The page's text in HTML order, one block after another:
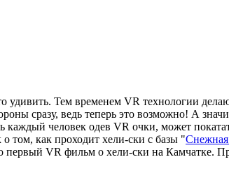
Тем временем VR технологии
сразу, ведь теперь это возможно! А
человек одев VR очки, может
как проходит хели-ски с базы "
первый VR фильм о хели-ски на Камчатке.